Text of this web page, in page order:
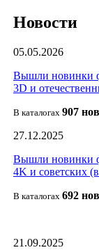
Новости
05.05.2026
Вышли новинки
3D и
В каталогах 907
27.12.2025
Вышли новинки
4K и советских
В каталогах 692
21.09.2025